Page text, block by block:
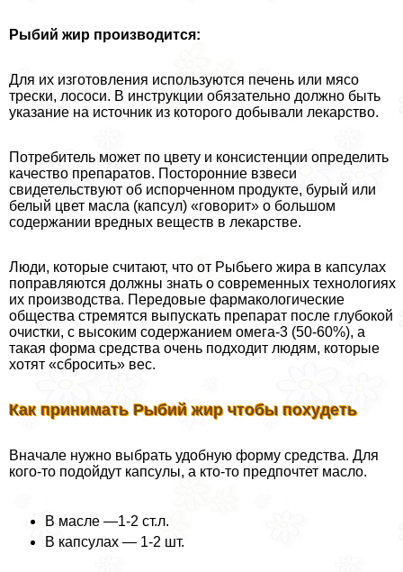
Рыбий жир производится:
Для их изготовления используются печень или мясо
трески, лососи. В инструкции обязательно должно быть
указание на источник из которого добывали лекарство.
Потребитель может по цвету и консистенции определить
качество препаратов. Посторонние взвеси
свидетельствуют об испорченном продукте, бурый или
белый цвет масла (капсул) «говорит» о большом
содержании вредных веществ в лекарстве.
Люди, которые считают, что от Рыбьего жира в капсулах
поправляются должны знать о современных технологиях
их производства. Передовые фармакологические
общества стремятся выпускать препарат после глубокой
очистки, с высоким содержанием омега-3 (50-60%), а
такая форма средства очень подходит людям, которые
хотят «сбросить» вес.
Как принимать Рыбий жир чтобы похудеть
Вначале нужно выбрать удобную форму средства. Для
кого-то подойдут капсулы, а кто-то предпочтет масло.
В масле —1-2 ст.л.
В капсулах — 1-2 шт.